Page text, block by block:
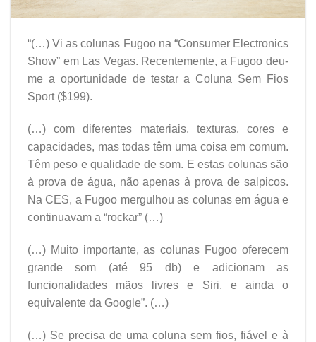
“(…) Vi as colunas Fugoo na “Consumer Electronics
Show” em Las Vegas. Recentemente, a Fugoo deu-
me a oportunidade de testar a Coluna Sem Fios
Sport ($199).
(…) com diferentes materiais, texturas, cores e
capacidades, mas todas têm uma coisa em comum.
Têm peso e qualidade de som. E estas colunas são
à prova de água, não apenas à prova de salpicos.
Na CES, a Fugoo mergulhou as colunas em água e
continuavam a “rockar” (…)
(…) Muito importante, as colunas Fugoo oferecem
grande som (até 95 db) e adicionam as
funcionalidades mãos livres e Siri, e ainda o
equivalente da Google”. (…)
(…) Se precisa de uma coluna sem fios, fiável e à